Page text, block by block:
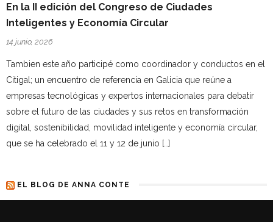
En la II edición del Congreso de Ciudades
Inteligentes y Economía Circular
14 junio, 2026
Tambien este año participé como coordinador y conductos en el
Citigal; un encuentro de referencia en Galicia que reúne a
empresas tecnológicas y expertos internacionales para debatir
sobre el futuro de las ciudades y sus retos en transformación
digital, sostenibilidad, movilidad inteligente y economía circular,
que se ha celebrado el 11 y 12 de junio […]
EL BLOG DE ANNA CONTE